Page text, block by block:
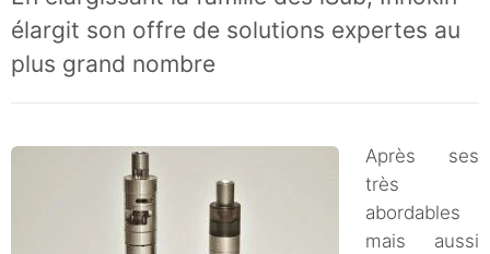
élargit son offre de solutions expertes au
plus grand nombre
Après ses
très
abordables
mais aussi